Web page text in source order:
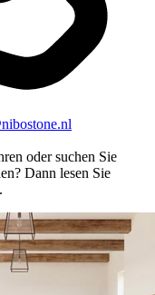
oder suchen Sie
Dann lesen Sie